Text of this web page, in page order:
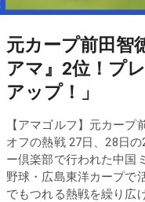
元カープ前田智
アマ』2位！プ
アップ！」
【アマゴルフ】元カー
オフの熱戦 27日、28日
ー倶楽部で行われた中国
野球・広島東洋カープで
でもつれる熱戦を繰り広